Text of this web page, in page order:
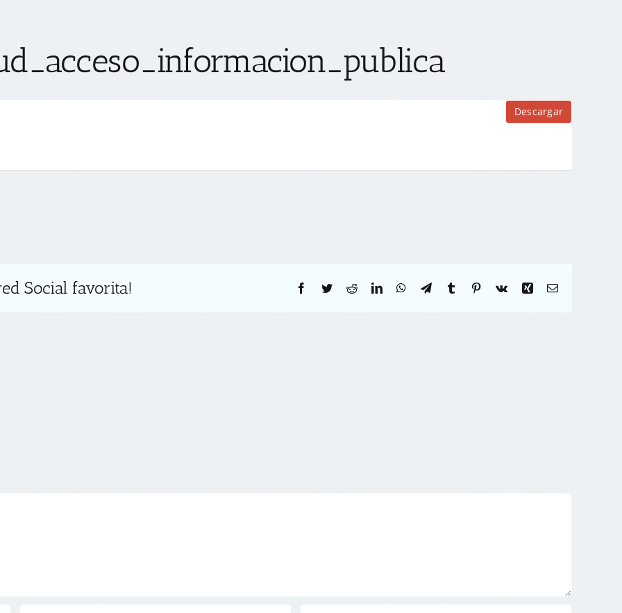
Descargar
Social favorita! Facebook
TwitterRedditLinkedInWhatsApp
TelegramTumblr Pinterest
Vk Xing Correo